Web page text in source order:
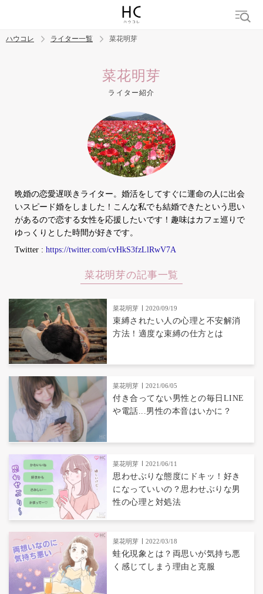
カップル 男の本音
ハウコレ ライター一覧 菜花明芽
菜花明芽
ライター紹介
晩婚の恋愛遅咲きライター。婚活をしてすぐに運命の人に出会
いスピード婚をしました！こんな私でも結婚できたという思い
があるので恋する女性を応援したいです！趣味はカフェ巡りで
ゆっくりとした時間が好きです。
Twitter : https://twitter.com/cvHkS3fzLlRwV7A
菜花明芽の記事一覧
菜花明芽 2020/09/19
束縛されたい人の心理と不安解消
方法！適度な束縛の仕方とは
菜花明芽 2021/06/05
付き合ってない男性との毎日LINE
や電話...男性の本音はいかに？
菜花明芽 2021/06/11
思わせぶりな態度にドキッ！好き
になっていいの？思わせぶりな男
性の心理と対処法
菜花明芽 2022/03/18
蛙化現象とは？両思いが気持ち悪
く感じてしまう理由と克服